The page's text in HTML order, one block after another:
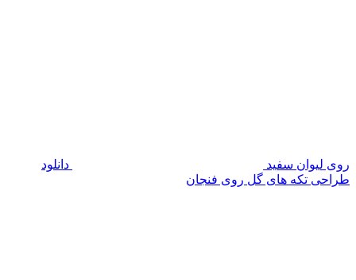
روی لیوان سفید
دانلود
طراحی تکه های گل روی فنجان